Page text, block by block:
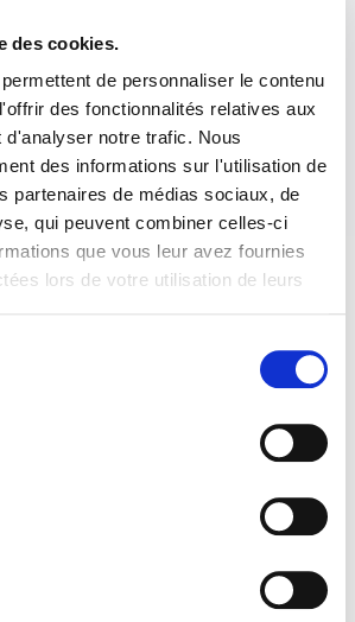
des cookies.
de personnaliser le contenu
des fonctionnalités relatives aux
d'analyser notre trafic. Nous
des informations sur l'utilisation de
partenaires de médias sociaux, de
qui peuvent combiner celles-ci
que vous leur avez fournies
lors de votre utilisation de leurs